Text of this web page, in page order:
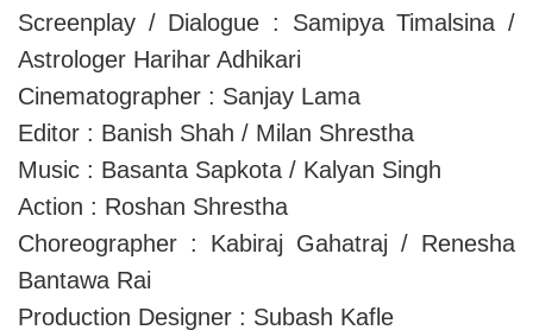
Screenplay / Dialogue : Samipya Timalsina /
Astrologer Harihar Adhikari
Cinematographer : Sanjay Lama
Editor : Banish Shah / Milan Shrestha
Music : Basanta Sapkota / Kalyan Singh
Action : Roshan Shrestha
Choreographer : Kabiraj Gahatraj / Renesha
Bantawa Rai
Production Designer : Subash Kafle